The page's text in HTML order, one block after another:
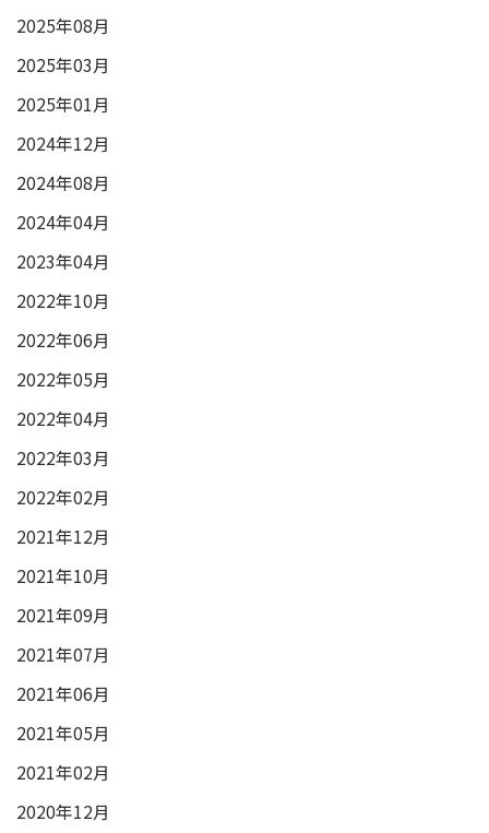
2025年08月
2025年03月
2025年01月
2024年12月
2024年08月
2024年04月
2023年04月
2022年10月
2022年06月
2022年05月
2022年04月
2022年03月
2022年02月
2021年12月
2021年10月
2021年09月
2021年07月
2021年06月
2021年05月
2021年02月
2020年12月